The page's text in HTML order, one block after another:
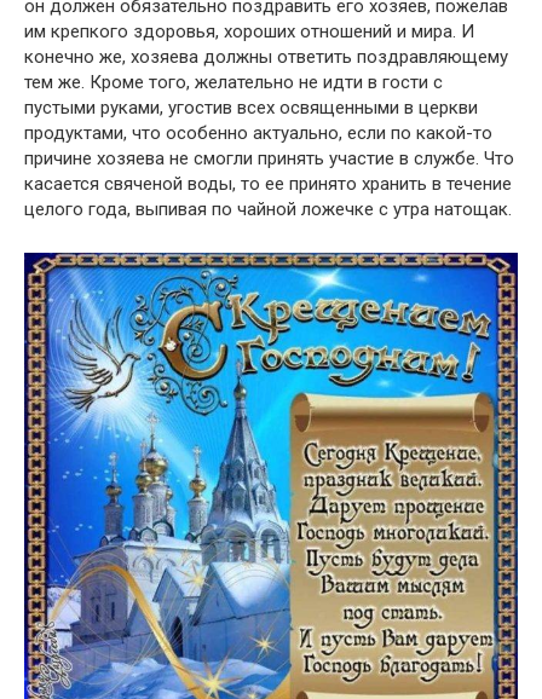
он должен обязательно поздравить его хозяев, пожелав
им крепкого здоровья, хороших отношений и мира. И
конечно же, хозяева должны ответить поздравляющему
тем же. Кроме того, желательно не идти в гости с
пустыми руками, угостив всех освященными в церкви
продуктами, что особенно актуально, если по какой-то
причине хозяева не смогли принять участие в службе. Что
касается свяченой воды, то ее принято хранить в течение
целого года, выпивая по чайной ложечке с утра натощак.